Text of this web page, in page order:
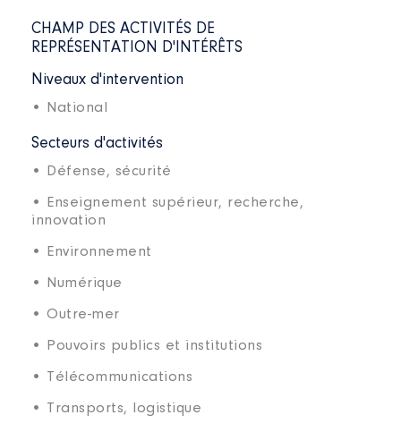
CHAMP DES ACTIVITÉS DE
REPRÉSENTATION D'INTÉRÊTS
Niveaux d'intervention
• National
Secteurs d'activités
• Défense, sécurité
• Enseignement supérieur, recherche,
innovation
• Environnement
• Numérique
• Outre-mer
• Pouvoirs publics et institutions
• Télécommunications
• Transports, logistique